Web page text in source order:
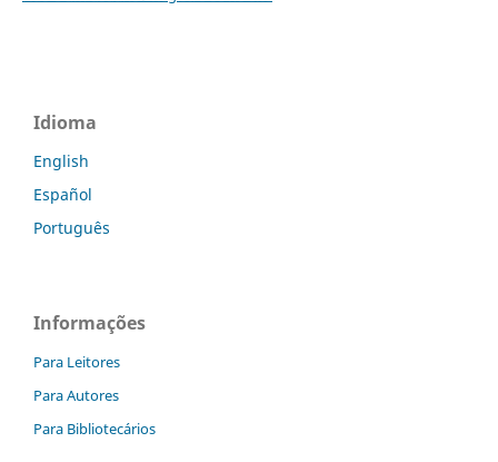
Idioma
English
Español
Português
Informações
Para Leitores
Para Autores
Para Bibliotecários